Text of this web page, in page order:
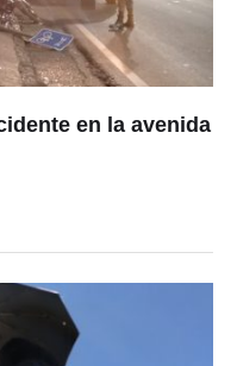
en la avenida